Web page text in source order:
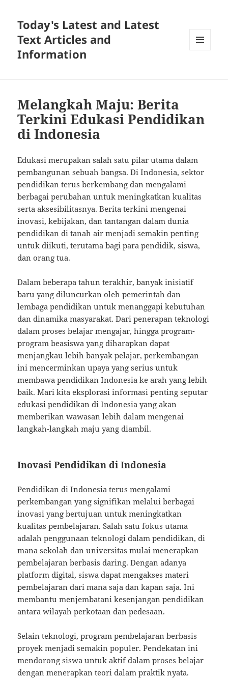
Today's Latest and Latest
Text Articles and
Information
Melangkah Maju: Berita
Terkini Edukasi Pendidikan
di Indonesia
Edukasi merupakan salah satu pilar utama dalam
pembangunan sebuah bangsa. Di Indonesia, sektor
pendidikan terus berkembang dan mengalami
berbagai perubahan untuk meningkatkan kualitas
serta aksesibilitasnya. Berita terkini mengenai
inovasi, kebijakan, dan tantangan dalam dunia
pendidikan di tanah air menjadi semakin penting
untuk diikuti, terutama bagi para pendidik, siswa,
dan orang tua.
Dalam beberapa tahun terakhir, banyak inisiatif
baru yang diluncurkan oleh pemerintah dan
lembaga pendidikan untuk menanggapi kebutuhan
dan dinamika masyarakat. Dari penerapan teknologi
dalam proses belajar mengajar, hingga program-
program beasiswa yang diharapkan dapat
menjangkau lebih banyak pelajar, perkembangan
ini mencerminkan upaya yang serius untuk
membawa pendidikan Indonesia ke arah yang lebih
baik. Mari kita eksplorasi informasi penting seputar
edukasi pendidikan di Indonesia yang akan
memberikan wawasan lebih dalam mengenai
langkah-langkah maju yang diambil.
Inovasi Pendidikan di Indonesia
Pendidikan di Indonesia terus mengalami
perkembangan yang signifikan melalui berbagai
inovasi yang bertujuan untuk meningkatkan
kualitas pembelajaran. Salah satu fokus utama
adalah penggunaan teknologi dalam pendidikan, di
mana sekolah dan universitas mulai menerapkan
pembelajaran berbasis daring. Dengan adanya
platform digital, siswa dapat mengakses materi
pembelajaran dari mana saja dan kapan saja. Ini
membantu menjembatani kesenjangan pendidikan
antara wilayah perkotaan dan pedesaan.
Selain teknologi, program pembelajaran berbasis
proyek menjadi semakin populer. Pendekatan ini
mendorong siswa untuk aktif dalam proses belajar
dengan menerapkan teori dalam praktik nyata.